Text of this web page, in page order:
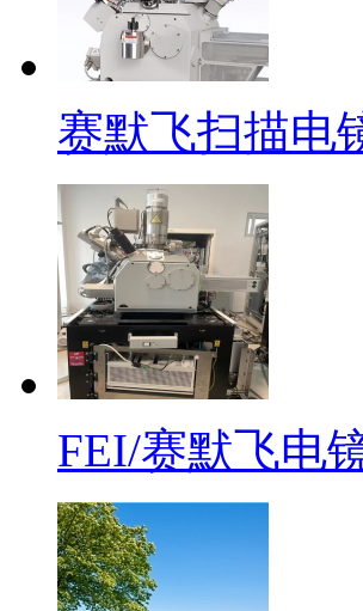
赛默飞扫描电
FEI/赛默飞电